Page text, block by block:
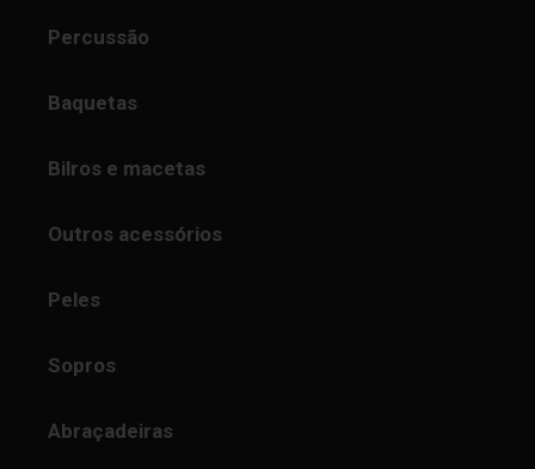
Percussão
Baquetas
Bilros e macetas
Outros acessórios
Peles
Sopros
Abraçadeiras